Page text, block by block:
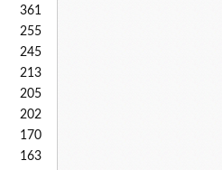
361
255
245
213
205
202
170
163